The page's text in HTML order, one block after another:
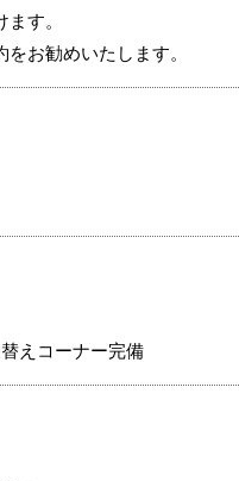
す。
お勧めいたします。
えコーナー完備